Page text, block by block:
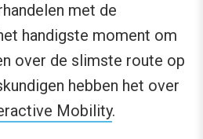
met de
handigste moment om
over de slimste route op
hebben het over
Mobility.